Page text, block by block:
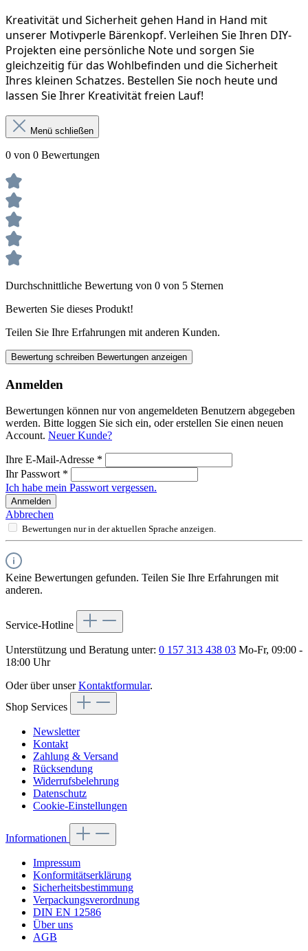
Kreativität und Sicherheit gehen Hand in Hand mit
unserer Motivperle Bärenkopf. Verleihen Sie Ihren DIY-
Projekten eine persönliche Note und sorgen Sie
gleichzeitig für das Wohlbefinden und die Sicherheit
Ihres kleinen Schatzes. Bestellen Sie noch heute und
lassen Sie Ihrer Kreativität freien Lauf!
Menü schließen
0 von 0 Bewertungen
Durchschnittliche Bewertung von 0 von 5 Sternen
Bewerten Sie dieses Produkt!
Teilen Sie Ihre Erfahrungen mit anderen Kunden.
Bewertung schreiben Bewertungen anzeigen
Anmelden
Bewertungen können nur von angemeldeten Benutzern abgegeben
werden. Bitte loggen Sie sich ein, oder erstellen Sie einen neuen
Account. Neuer Kunde?
Ihre E-Mail-Adresse *
Ihr Passwort *
Ich habe mein Passwort vergessen.
Anmelden
Abbrechen
Bewertungen nur in der aktuellen Sprache anzeigen.
Keine Bewertungen gefunden. Teilen Sie Ihre Erfahrungen mit
anderen.
Service-Hotline
Unterstützung und Beratung unter: 0 157 313 438 03 Mo-Fr, 09:00 -
18:00 Uhr
Oder über unserKontaktformular.
Shop Services
Newsletter
Kontakt
Zahlung & Versand
Rücksendung
Widerrufsbelehrung
Datenschutz
Cookie-Einstellungen
Informationen
Impressum
Konformitätserklärung
Sicherheitsbestimmung
Verpackungsverordnung
DIN EN 12586
Über uns
AGB